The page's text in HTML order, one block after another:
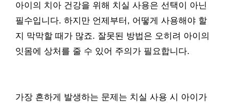
아이의 치아 건강을 위해 치실 사용은 선택이 아닌
필수입니다. 하지만 언제부터, 어떻게 사용해야 할
지 막막할 때가 많죠. 잘못된 방법은 오히려 아이의
잇몸에 상처를 줄 수 있어 주의가 필요합니다.
가장 흔하게 발생하는 문제는 치실 사용 시 아이가